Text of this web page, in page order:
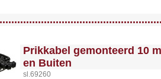
<!-- MakeFullWidth0 --><!-- MakeFullWidth1 --><!-- MakeFullWidth2 --><!-- MakeFullWidth3 --><!-- MakeFullWidth4 --><!-- MakeFullWidth5 --><!-- MakeFullWidth6 --><!-- MakeFullWidth7 --><!-- MakeFullWidth8 --><!-- MakeFullWidth9 --><!-- MakeFullWidth10 --><!-- MakeFullWidth11 --><!-- MakeFullWidth12 --><!-- MakeFullWidth13 --><!-- MakeFullWidth14 --><!-- MakeFullWidth15 --><!-- MakeFullWidth16 --><!-- MakeFullWidth17 --><!-- MakeFullWidth18 --><!--
Prikkabel gemonteerd 10
en Buiten
sl.69260